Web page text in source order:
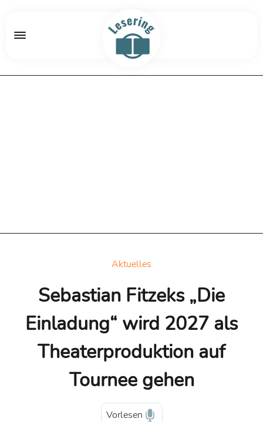
Aktuelles
Sebastian Fitzeks „Die
Einladung“ wird 2027 als
Theaterproduktion auf
Tournee gehen
Vorlesen